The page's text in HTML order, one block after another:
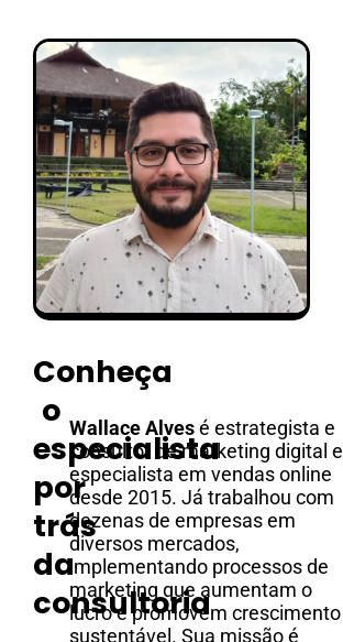
Conheça
o
especialista
por
trás
da
consultoria
Wallace Alvesé estrategista e
consultor de marketing digital e
especialista em vendas online
desde 2015. Já trabalhou com
dezenas de empresas em
diversos mercados,
implementando processos de
marketing que aumentam o
lucro e promovem crescimento
sustentável. Sua missão é